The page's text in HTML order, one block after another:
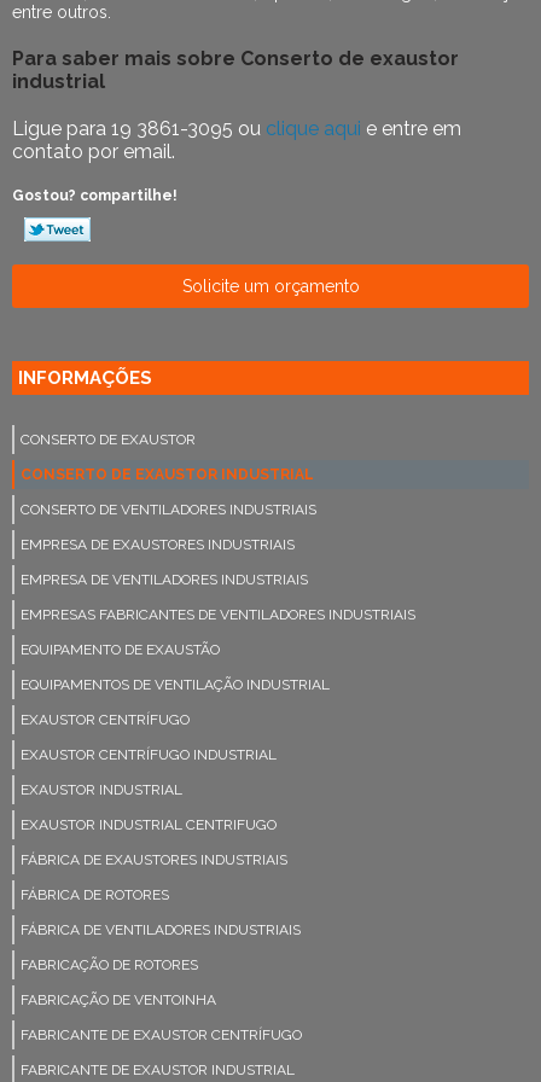
entre outros.
Para saber mais sobre Conserto de exaustor
industrial
Ligue para 19 3861-3095 ou clique aqui e entre em
contato por email.
Gostou? compartilhe!
Solicite um orçamento
INFORMAÇÕES
CONSERTO DE EXAUSTOR
CONSERTO DE EXAUSTOR INDUSTRIAL
CONSERTO DE VENTILADORES INDUSTRIAIS
EMPRESA DE EXAUSTORES INDUSTRIAIS
EMPRESA DE VENTILADORES INDUSTRIAIS
EMPRESAS FABRICANTES DE VENTILADORES INDUSTRIAIS
EQUIPAMENTO DE EXAUSTÃO
EQUIPAMENTOS DE VENTILAÇÃO INDUSTRIAL
EXAUSTOR CENTRÍFUGO
EXAUSTOR CENTRÍFUGO INDUSTRIAL
EXAUSTOR INDUSTRIAL
EXAUSTOR INDUSTRIAL CENTRIFUGO
FÁBRICA DE EXAUSTORES INDUSTRIAIS
FÁBRICA DE ROTORES
FÁBRICA DE VENTILADORES INDUSTRIAIS
FABRICAÇÃO DE ROTORES
FABRICAÇÃO DE VENTOINHA
FABRICANTE DE EXAUSTOR CENTRÍFUGO
FABRICANTE DE EXAUSTOR INDUSTRIAL